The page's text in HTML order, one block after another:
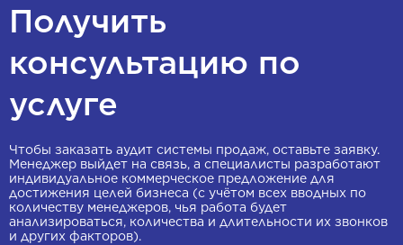
Получить
консультацию по
услуге
Чтобы заказать аудит системы продаж, оставьте заявку.
Менеджер выйдет на связь, а специалисты разработают
индивидуальное коммерческое предложение для
достижения целей бизнеса (с учётом всех вводных по
количеству менеджеров, чья работа будет
анализироваться, количества и длительности их звонков
и других факторов).